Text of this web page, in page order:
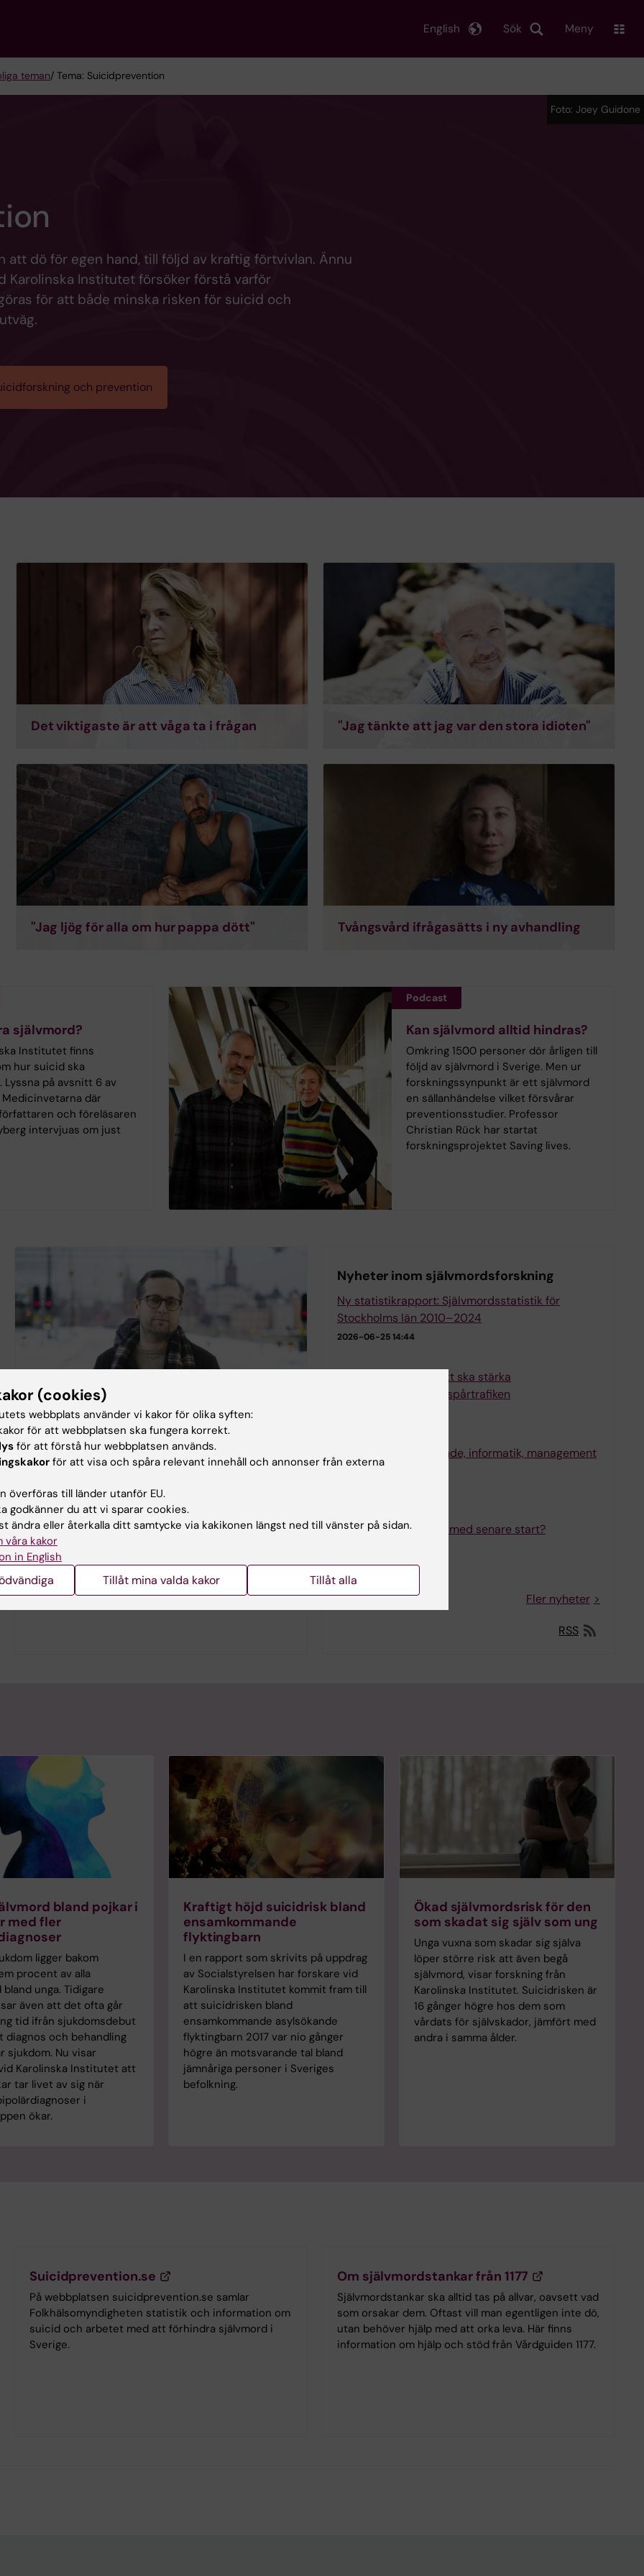
Sök
English Meny
teman/ Tema: Suicidprevention
att dö för egen hand, till följd av kraftig förtvivlan. Ännu
Karolinska Institutet försöker förstå varför
för att både minska risken för suicid och
och prevention
Foto: Joey Guidone
Det viktigaste är att våga ta i frågan "Jag tänkte att jag var den stora idioten"
"Jag ljög för alla om hur pappa dött" Tvångsvård ifrågasätts i ny avhandling
självmord?
Institutet finns
hur suicid ska
Lyssna på avsnitt 6 av
där
och föreläsaren
intervjuas om just
Podcast
Kan självmord alltid hindras?
Omkring 1500 personer dör årligen till
följd av självmord i Sverige. Men ur
forskningssynpunkt är ett självmord
en sällanhändelse vilket försvårar
preventionsstudier. Professor
Christian Rück har startat
forskningsprojektet Saving lives.
Enkla åtgärder kan minska självmord i
tunnelbanan
transportsystemet i Sverige, varav ungefär 85
stycken inom den spårbundna trafiken. Johan
Fredin Knutzén undersöker smarta åtgärder som
kan rädda liv.
Nyheter inom självmordsforskning
Ny statistikrapport: Självmordsstatistik för
Stockholms län 2010–2024
2026-06-25 14:44
Nytt forskningsprojekt ska stärka
suicidpreventionen i spårtrafiken
Institutionen för lärande, informatik, management
och etik i fokus
Blir skoldagen bättre med senare start?
Fler nyheter
RSS
bland pojkar i
med fler
ligger bakom
procent av alla
unga. Tidigare
även att det ofta går
tid ifrån sjukdomsdebut
diagnos och behandling
sjukdom. Nu visar
Karolinska Institutet att
tar livet av sig när
i
ökar.
Kraftigt höjd suicidrisk bland
ensamkommande
flyktingbarn
I en rapport som skrivits på uppdrag
av Socialstyrelsen har forskare vid
Karolinska Institutet kommit fram till
att suicidrisken bland
ensamkommande asylsökande
flyktingbarn 2017 var nio gånger
högre än motsvarande tal bland
jämnåriga personer i Sveriges
befolkning.
Ökad självmordsrisk för den
som skadat sig själv som ung
Unga vuxna som skadar sig själva
löper större risk att även begå
självmord, visar forskning från
Karolinska Institutet. Suicidrisken är
16 gånger högre hos dem som
vårdats för självskador, jämfört med
andra i samma ålder.
Suicidprevention.se
På webbplatsen suicidprevention.se samlar
Folkhälsomyndigheten statistik och information om
suicid och arbetet med att förhindra självmord i
Sverige.
Om självmordstankar från 1177
Självmordstankar ska alltid tas på allvar, oavsett vad
som orsakar dem. Oftast vill man egentligen inte dö,
utan behöver hjälp med att orka leva. Här finns
information om hjälp och stöd från Vårdguiden 1177.
(cookies)
webbplats använder vi kakor för olika syften:
för att webbplatsen ska fungera korrekt.
för att förstå hur webbplatsen används.
för att visa och spåra relevant innehåll och annonser från externa
överföras till länder utanför EU.
godkänner du att vi sparar cookies.
ändra eller återkalla ditt samtycke via kakikonen längst ned till vänster på sidan.
våra kakor
in English
Tillåt mina valda kakor Tillåt alla